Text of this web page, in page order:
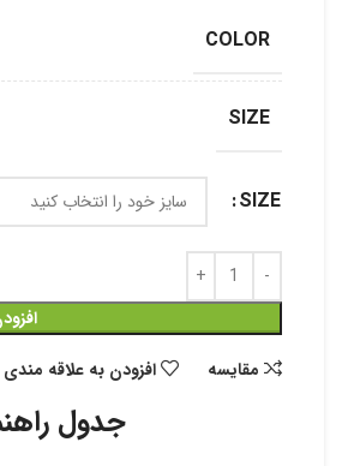
COLOR
SIZE
SIZE
مقايسه
افزودن به علاقه مندی
جدول